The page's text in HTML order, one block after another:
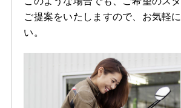
ご提案をいたしますので、お気軽
い。